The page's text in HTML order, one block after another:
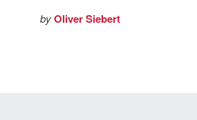
byOliver Siebert